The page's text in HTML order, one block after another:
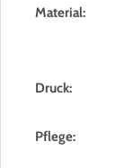
Material:
Druck:
Pflege: